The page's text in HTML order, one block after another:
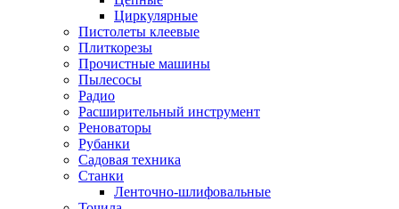
Циркулярные
Пистолеты клеевые
Плиткорезы
Прочистные машины
Пылесосы
Радио
Расширительный инструмент
Реноваторы
Рубанки
Садовая техника
Станки
Ленточно-шлифовальные